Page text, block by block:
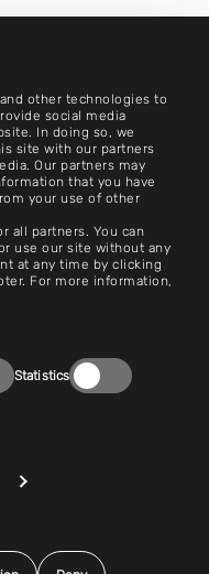
other technologies to
social media
In doing so, we
site with our partners
Our partners may
that you have
your use of other
all partners. You can
use our site without any
at any time by clicking
For more information,
Statistics